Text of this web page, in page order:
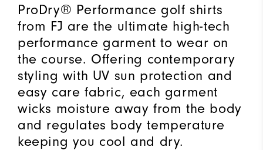
ProDry® Performance golf shirts
from FJ are the ultimate high-tech
performance garment to wear on
the course. Offering contemporary
styling with UV sun protection and
easy care fabric, each garment
wicks moisture away from the body
and regulates body temperature
keeping you cool and dry.